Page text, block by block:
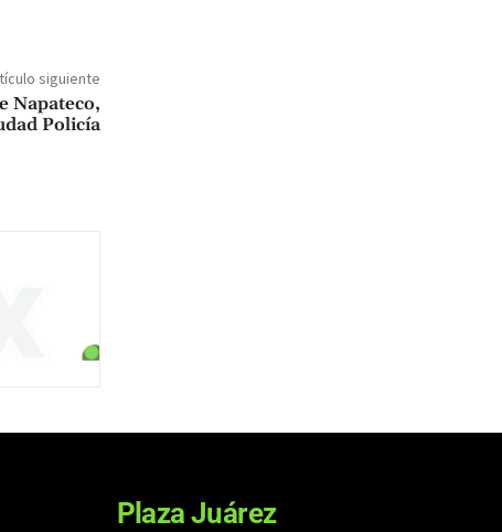
siguiente
Napateco,
Policía
Plaza Juárez